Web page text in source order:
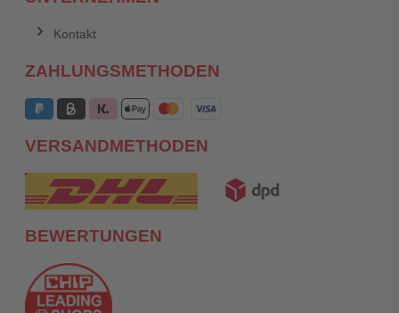
Kontakt
ZAHLUNGSMETHODEN
VERSANDMETHODEN
BEWERTUNGEN